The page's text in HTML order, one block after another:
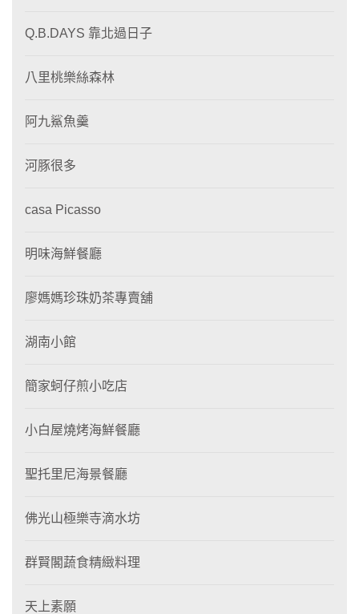
Q.B.DAYS 靠北過日子
八里桃樂絲森林
阿九鯊魚羹
河豚很多
casa Picasso
明味海鮮餐廳
廖媽媽珍珠奶茶專賣舖
湖南小館
簡家蚵仔煎小吃店
小白屋燒烤海鮮餐廳
聖托里尼海景餐廳
佛光山極樂寺滴水坊
群賢閣蔬食精緻料理
天上素願